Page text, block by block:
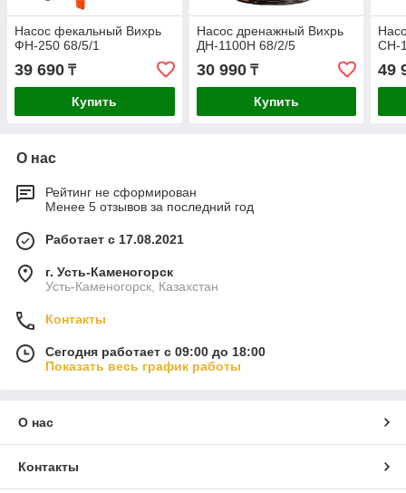
Насос фекальный Вихрь
ФН-250 68/5/1
39 690 ₸
Купить
Насос дренажный Вихрь
ДН-1100Н 68/2/5
30 990₸
Купить
СН-
49
О нас
Рейтинг не сформирован
Менее 5 отзывов за последний год
Работает с 17.08.2021
г. Усть-Каменогорск
Усть-Каменогорск, Казахстан
Контакты
Сегодня работает с 09:00 до 18:00
Показать весь график работы
О нас
Контакты